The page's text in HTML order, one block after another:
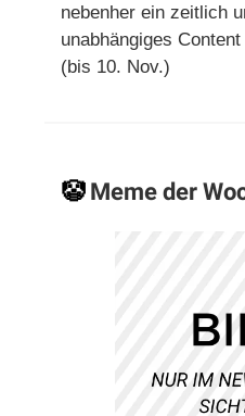
nebenher ein zeitlich
unabhängiges
(bis 10. Nov.)
🤡Meme der